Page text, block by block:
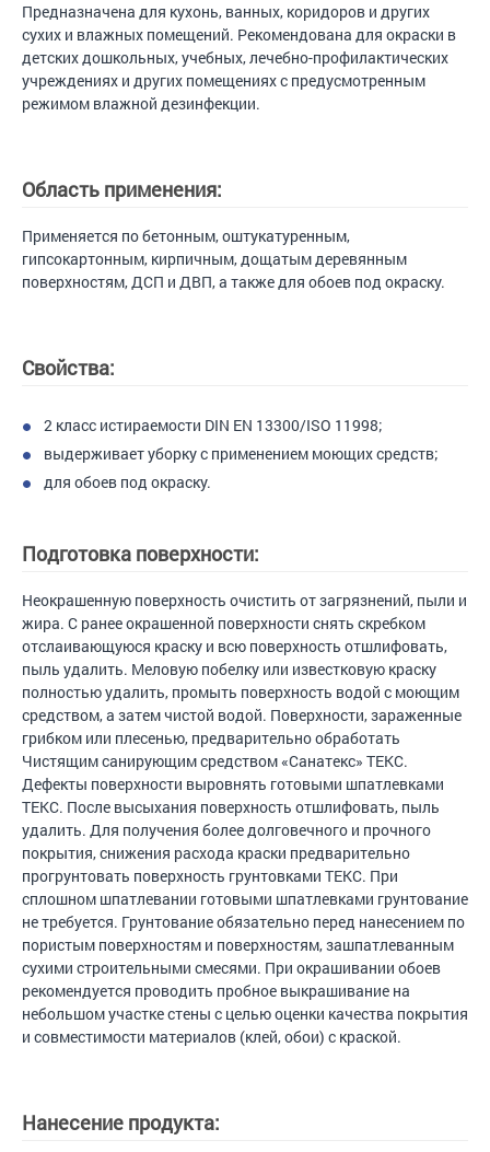
Предназначена для кухонь, ванных, коридоров и других
сухих и влажных помещений. Рекомендована для окраски в
детских дошкольных, учебных, лечебно-профилактических
учреждениях и других помещениях с предусмотренным
режимом влажной дезинфекции.
Область применения:
Применяется по бетонным, оштукатуренным,
гипсокартонным, кирпичным, дощатым деревянным
поверхностям, ДСП и ДВП, а также для обоев под окраску.
Свойства:
2 класс истираемости DIN EN 13300/ISO 11998;
выдерживает уборку с применением моющих средств;
для обоев под окраску.
Подготовка поверхности:
Неокрашенную поверхность очистить от загрязнений, пыли и
жира. С ранее окрашенной поверхности снять скребком
отслаивающуюся краску и всю поверхность отшлифовать,
пыль удалить. Меловую побелку или известковую краску
полностью удалить, промыть поверхность водой с моющим
средством, а затем чистой водой. Поверхности, зараженные
грибком или плесенью, предварительно обработать
Чистящим санирующим средством «Санатекс» ТЕКС.
Дефекты поверхности выровнять готовыми шпатлевками
ТЕКС. После высыхания поверхность отшлифовать, пыль
удалить. Для получения более долговечного и прочного
покрытия, снижения расхода краски предварительно
прогрунтовать поверхность грунтовками ТЕКС. При
сплошном шпатлевании готовыми шпатлевками грунтование
не требуется. Грунтование обязательно перед нанесением по
пористым поверхностям и поверхностям, зашпатлеванным
сухими строительными смесями. При окрашивании обоев
рекомендуется проводить пробное выкрашивание на
небольшом участке стены с целью оценки качества покрытия
и совместимости материалов (клей, обои) с краской.
Нанесение продукта: